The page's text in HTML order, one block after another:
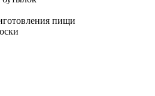
пищи